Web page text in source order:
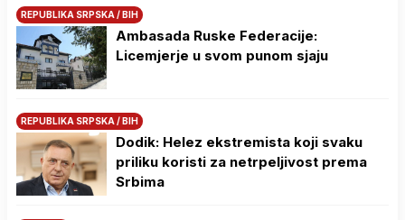
REPUBLIKA SRPSKA / BIH
Ambasada Ruske Federacije:
Licemjerje u svom punom sjaju
REPUBLIKA SRPSKA / BIH
Dodik: Helez ekstremista koji svaku
priliku koristi za netrpeljivost prema
Srbima